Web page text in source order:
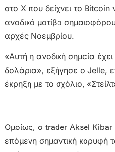
στο X που δείχνει το
ανοδικό μοτίβο
αρχές Νοεμβρίου.
«Αυτή η ανοδική σημαία
δολάρια», εξήγησε o Jelle,
έκρηξη με το σχόλιο,
Ομοίως, ο trader Aksel Kibar
επόμενη σημαντική κορυφή